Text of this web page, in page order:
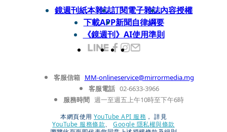
鏡週刊紙本雜誌訂閱電子雜誌內容授權
下載APP新聞自律綱要
《鏡週刊》AI使用準則
客服信箱 MM-onlineservice@mirrormedia.mg
客服電話 02-6633-3966
服務時間 週一至週五上午10時至下午6時
本網頁使用 YouTube API 服務 ， 詳見
YouTube 服務條款、
Google 隱私權與條款